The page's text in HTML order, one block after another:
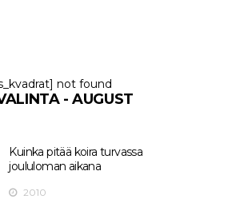
not found
- AUGUST
Kuinka pitää koira turvassa
joululoman aikana
2010